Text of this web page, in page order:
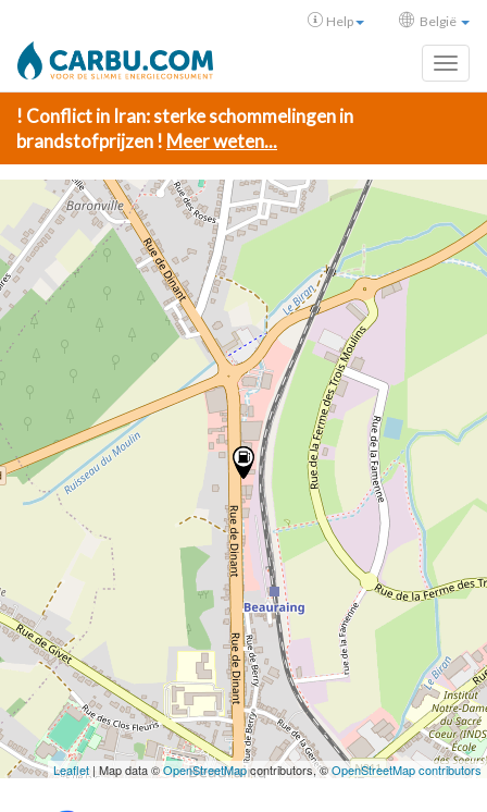
Help België
! Conflict in Iran: sterke schommelingen in
brandstofprijzen ! Meer weten...
Leaflet | Map data ©OpenStreetMapcontributors, ©OpenStreetMap contributors